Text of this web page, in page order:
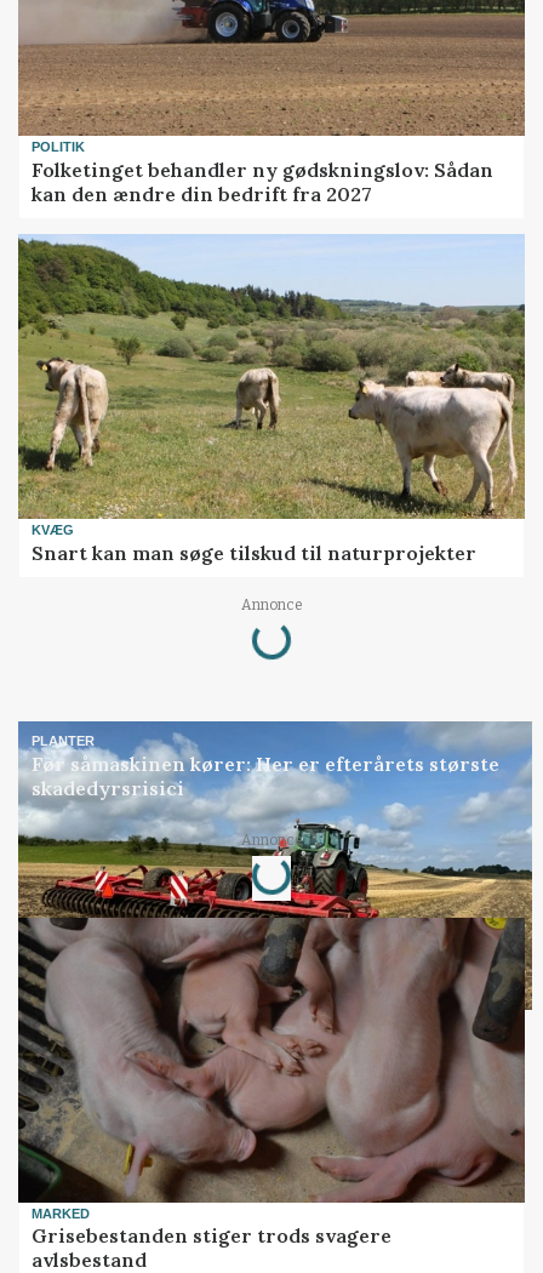
POLITIK
Folketinget behandler ny gødskningslov: Sådan
kan den ændre din bedrift fra 2027
KVÆG
Snart kan man søge tilskud til naturprojekter
Annonce
Loading...
PLANTER
Før såmaskinen kører: Her er efterårets største
skadedyrsrisici
Annonce
Loading...
MARKED
Grisebestanden stiger trods svagere
avlsbestand